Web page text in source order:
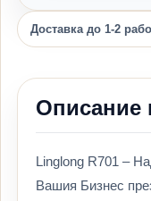
Доставка до 1-2
Описание
Linglong R701 –
Вашия Бизнес